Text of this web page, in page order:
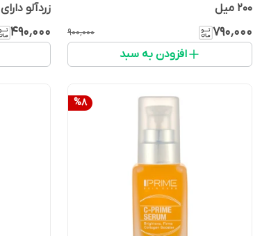
200 میل
۷۹۰٬۰۰۰ ۹۰۰٬۰۰۰
افزودن به سبد
زردآلو دارای Vitamin C حجم 175میل
۴۹۰٬۰۰۰
%8